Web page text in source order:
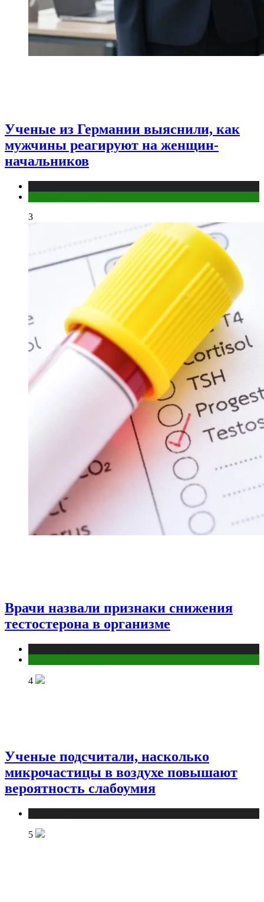
Ученые из Германии выяснили, как
мужчины реагируют на женщин-
начальников
3
Врачи назвали признаки снижения
тестостерона в организме
4
Ученые подсчитали, насколько
микрочастицы в воздухе повышают
вероятность слабоумия
5